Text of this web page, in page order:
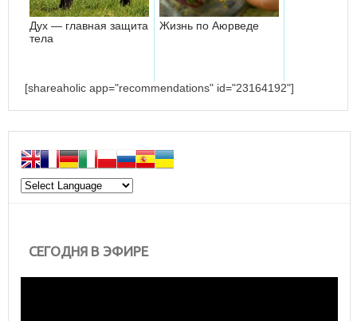
Дух — главная защита
тела
Жизнь по Аюрведе
[shareaholic app="recommendations" id="23164192"]
СЕГОДНЯ В ЭФИРЕ